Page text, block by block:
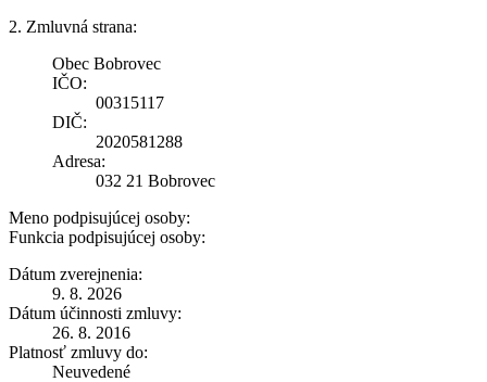
2. Zmluvná strana:
Obec Bobrovec
IČO:
00315117
DIČ:
2020581288
Adresa:
032 21 Bobrovec
Meno podpisujúcej osoby:
Funkcia podpisujúcej osoby:
Dátum zverejnenia:
9. 8. 2026
Dátum účinnosti zmluvy:
26. 8. 2016
Platnosť zmluvy do:
Neuvedené